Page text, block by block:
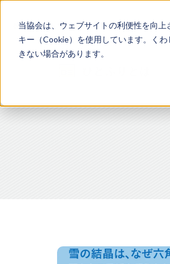
当協会は、ウェブサイトの利便性を向
キー（Cookie）を使用しています。くわ
きない場合があります。
数学のチカラで日常をちょっと賢く、もっと楽